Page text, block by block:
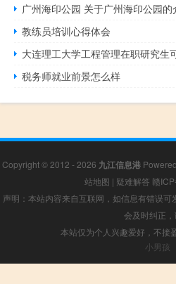
广州海印公园 关于广州海印公园的
教练员培训心得体会
大连理工大学工程管理在职研究生
税务师就业前景怎么样
Copyright © 2012 - 2026 九江信息港
站地图 | 疑难解答 赣
声明：本站内容来自互联网，如信息有错误
会及时纠正
本站仅为个人兴趣爱好，不接
小男孩